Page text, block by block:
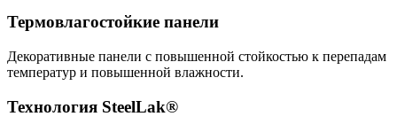
Термовлагостойкие панели
Декоративные панели с повышенной стойкостью к перепадам
температур и повышенной влажности.
Технология SteelLak®